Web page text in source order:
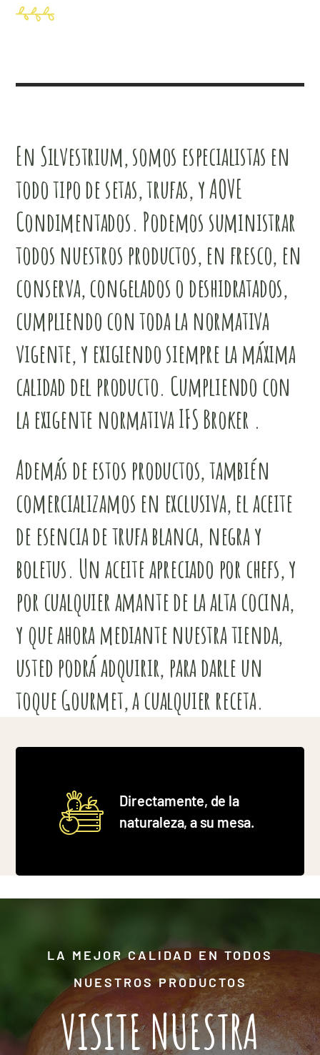
En Silvestrium, somos especialistas en
todo tipo de setas, trufas, y AOVE
Condimentados. Podemos suministrar
todos nuestros productos, en fresco, en
conserva, congelados o deshidratados,
cumpliendo con toda la normativa
vigente, y exigiendo siempre la máxima
calidad del producto. Cumpliendo con
la exigente normativa IFS Broker .
Además de estos productos, también
comercializamos en exclusiva, el aceite
de esencia de trufa blanca, negra y
boletus. Un aceite apreciado por chefs, y
por cualquier amante de la alta cocina,
y que ahora mediante nuestra tienda,
usted podrá adquirir, para darle un
toque Gourmet, a cualquier receta.
Directamente, de la
naturaleza, a su mesa.
LA MEJOR CALIDAD EN TODOS
NUESTROS PRODUCTOS
VISITE NUESTRA